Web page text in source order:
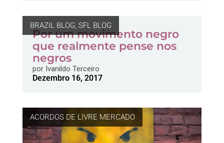
BRAZIL BLOG, SFL BLOG
Por um movimento negro
que realmente pense nos
negros
porIvanildo Terceiro
Dezembro 16, 2017
ACORDOS DE LIVRE MERCADO